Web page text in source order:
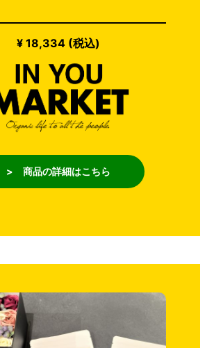
¥ 18,334 (税込)
> 商品の詳細はこちら